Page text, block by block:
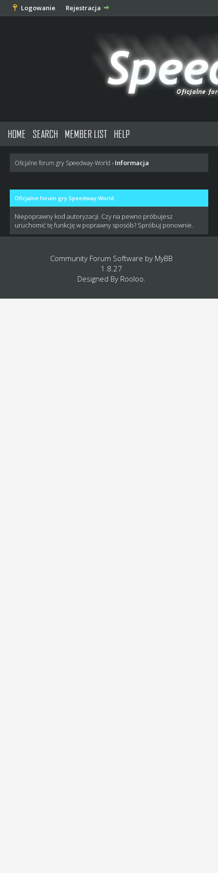
Logowanie Rejestracja
HOME SEARCH MEMBER LIST HELP
Oficjalne forum gry Speedway-World › Informacja
Oficjalne forum gry Speedway-World
Niepoprawny kod autoryzacji. Czy na pewno próbujesz
uruchomić tę funkcję w poprawny sposób? Spróbuj ponownie.
Community Forum Software by MyBB
1.8.27
Designed By Rooloo.